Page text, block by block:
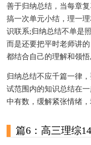
善于归纳总结，当每章
搞一次单元小结，理一
识联系;归纳总结不单是
而是还要把平时老师讲
都结合自己的理解和领
归纳总结不应千篇一律
试范围内的知识总结在
中有数，缓解紧张情绪，
篇6：高三理综